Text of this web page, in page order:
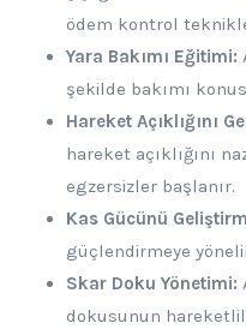
ödem kontrol
Yara Bakımı Eğitimi:
şekilde bakımı
Hareket Açıklığını
hareket açıklığını
egzersizler başlanır.
Kas Gücünü
güçlendirmeye
Skar Doku Yönetimi:
dokusunun